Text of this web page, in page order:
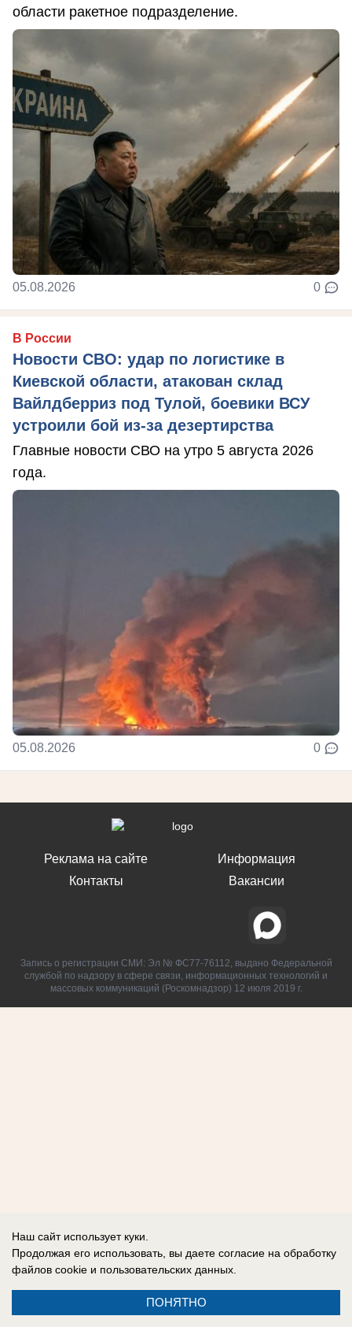
области ракетное подразделение.
05.08.2026 0
В России
Новости СВО: удар по логистике в
Киевской области, атакован склад
Вайлдберриз под Тулой, боевики ВСУ
устроили бой из-за дезертирства
Главные новости СВО на утро 5 августа 2026
года.
05.08.2026 0
Реклама на сайте
Контакты
Информация
Вакансии
Запись о регистрации СМИ: Эл № ФС77-76112, выдано Федеральной
службой по надзору в сфере связи, информационных технологий и
массовых коммуникаций (Роскомнадзор) 12 июля 2019 г.
Наш сайт использует куки.
Продолжая его использовать, вы даете согласие на обработку
файлов cookie и пользовательских данных.
ПОНЯТНО